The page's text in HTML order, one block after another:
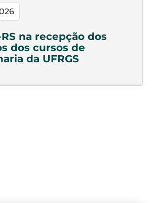
RS na recepção dos
dos cursos de
da UFRGS